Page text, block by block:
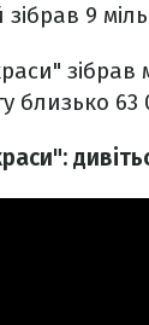
9
близько 63